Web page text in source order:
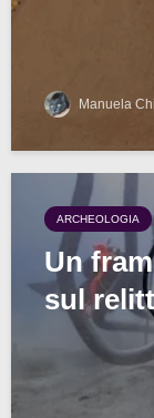
Manuela
ARCHEOLOGIA
Un
sul